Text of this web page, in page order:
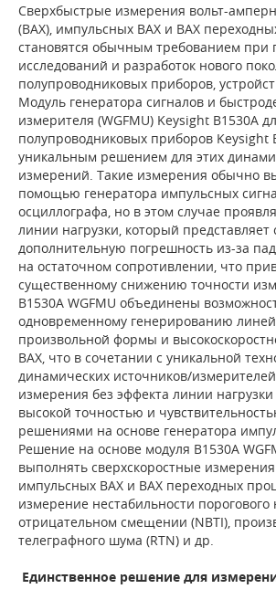
Сверхбыстрые измерения вольт-
(ВАХ), импульсных ВАХ и ВАХ
становятся обычным требованием при
исследований и разработок нового
полупроводниковых приборов,
Модуль генератора сигналов и
измерителя (WGFMU) Keysight B1530A
полупроводниковых приборов Keysight
уникальным решением для этих
измерений. Такие измерения обычно
помощью генератора импульсных
осциллографа, но в этом случае
линии нагрузки, который представляет
дополнительную погрешность из-за
на остаточном сопротивлении, что
существенному снижению точности
B1530A WGFMU объединены
одновременному генерированию
произвольной формы и
ВАХ, что в сочетании с уникальной
динамических источников/
измерения без эффекта линии
высокой точностью и
решениями на основе генератора
Решение на основе модуля B1530A
выполнять сверхскоростные
импульсных ВАХ и ВАХ переходных
измерение нестабильности
отрицательном смещении (NBTI),
телеграфного шума (RTN) и др.
Единственное решение для